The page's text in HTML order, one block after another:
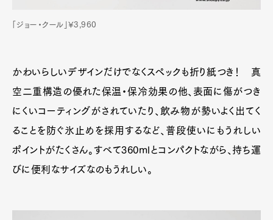
「ジョー・クール」¥3,960
かわいらしいデザインだけでなくスペックも折り紙つき！ 真
空二重構造の優れた保温・保冷効果の他、表面に傷がつき
にくいコーティングがされていたり、飲み物が勢いよく出てく
ることを防ぐ氷止めを採用するなど、普段使いにもうれしい
ポイントがたくさん。すべて360mlとコンパクトながら、持ち運
びに便利なサイズなのもうれしい。